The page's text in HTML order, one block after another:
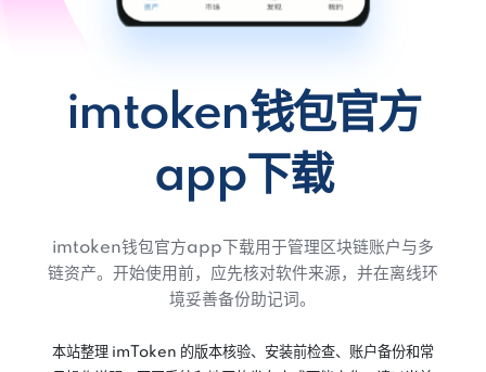
imtoken钱包官方
app下载
imtoken钱包官方app下载用于管理区块链账户与多
链资产。开始使用前，应先核对软件来源，并在离线环
境妥善备份助记词。
本站整理 imToken 的版本核验、安装前检查、账户备份和常